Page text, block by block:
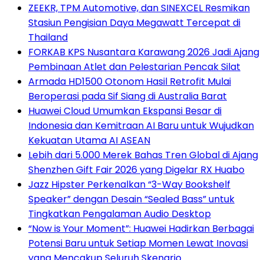
ZEEKR, TPM Automotive, dan SINEXCEL Resmikan
Stasiun Pengisian Daya Megawatt Tercepat di
Thailand
FORKAB KPS Nusantara Karawang 2026 Jadi Ajang
Pembinaan Atlet dan Pelestarian Pencak Silat
Armada HD1500 Otonom Hasil Retrofit Mulai
Beroperasi pada Sif Siang di Australia Barat
Huawei Cloud Umumkan Ekspansi Besar di
Indonesia dan Kemitraan AI Baru untuk Wujudkan
Kekuatan Utama AI ASEAN
Lebih dari 5.000 Merek Bahas Tren Global di Ajang
Shenzhen Gift Fair 2026 yang Digelar RX Huabo
Jazz Hipster Perkenalkan “3-Way Bookshelf
Speaker” dengan Desain “Sealed Bass” untuk
Tingkatkan Pengalaman Audio Desktop
“Now is Your Moment”: Huawei Hadirkan Berbagai
Potensi Baru untuk Setiap Momen Lewat Inovasi